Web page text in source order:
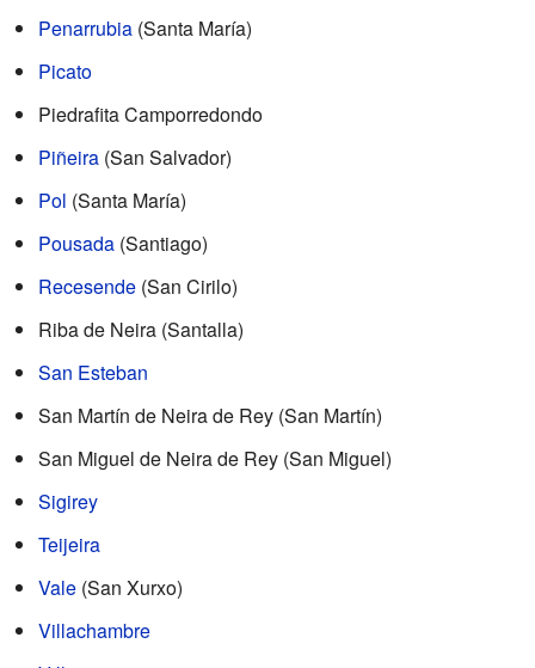
Penarrubia (Santa María)
Picato
Piedrafita Camporredondo
Piñeira (San Salvador)
Pol (Santa María)
Pousada (Santiago)
Recesende (San Cirilo)
Riba de Neira (Santalla)
San Esteban
San Martín de Neira de Rey (San Martín)
San Miguel de Neira de Rey (San Miguel)
Sigirey
Teijeira
Vale (San Xurxo)
Villachambre